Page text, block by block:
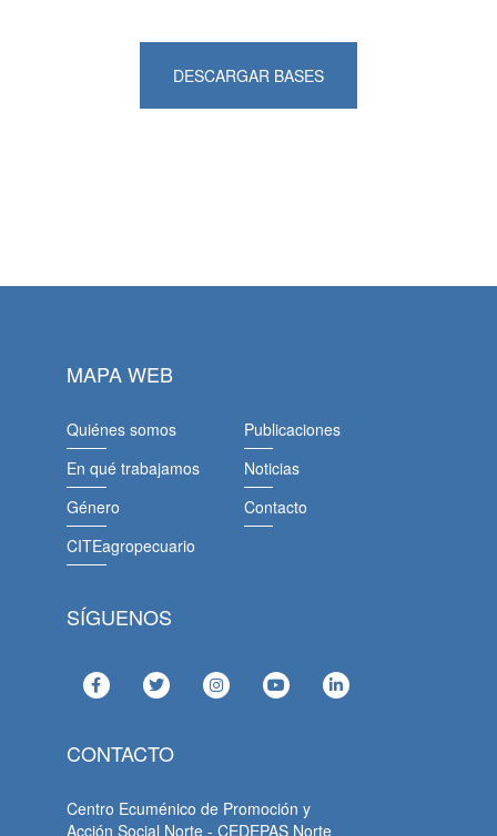
DESCARGAR BASES
MAPA WEB
Quiénes somos
En qué trabajamos
Género
CITEagropecuario
Publicaciones
Noticias
Contacto
SÍGUENOS
CONTACTO
Centro Ecuménico de Promoción y
Acción Social Norte - CEDEPAS Norte